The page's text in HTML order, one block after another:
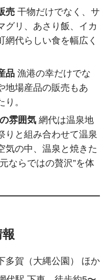
売 干物だけでなく、サ
グリ、あさり飯、イカ
網代らしい食を幅広く
品 漁港の幸だけでな
地場産品の販売もあ
。
雰囲気 網代は温泉地
りと組み合わせて温泉
気の中、温泉と焼きた
ならではの贅沢”を体
多賀（大縄公園） ほか